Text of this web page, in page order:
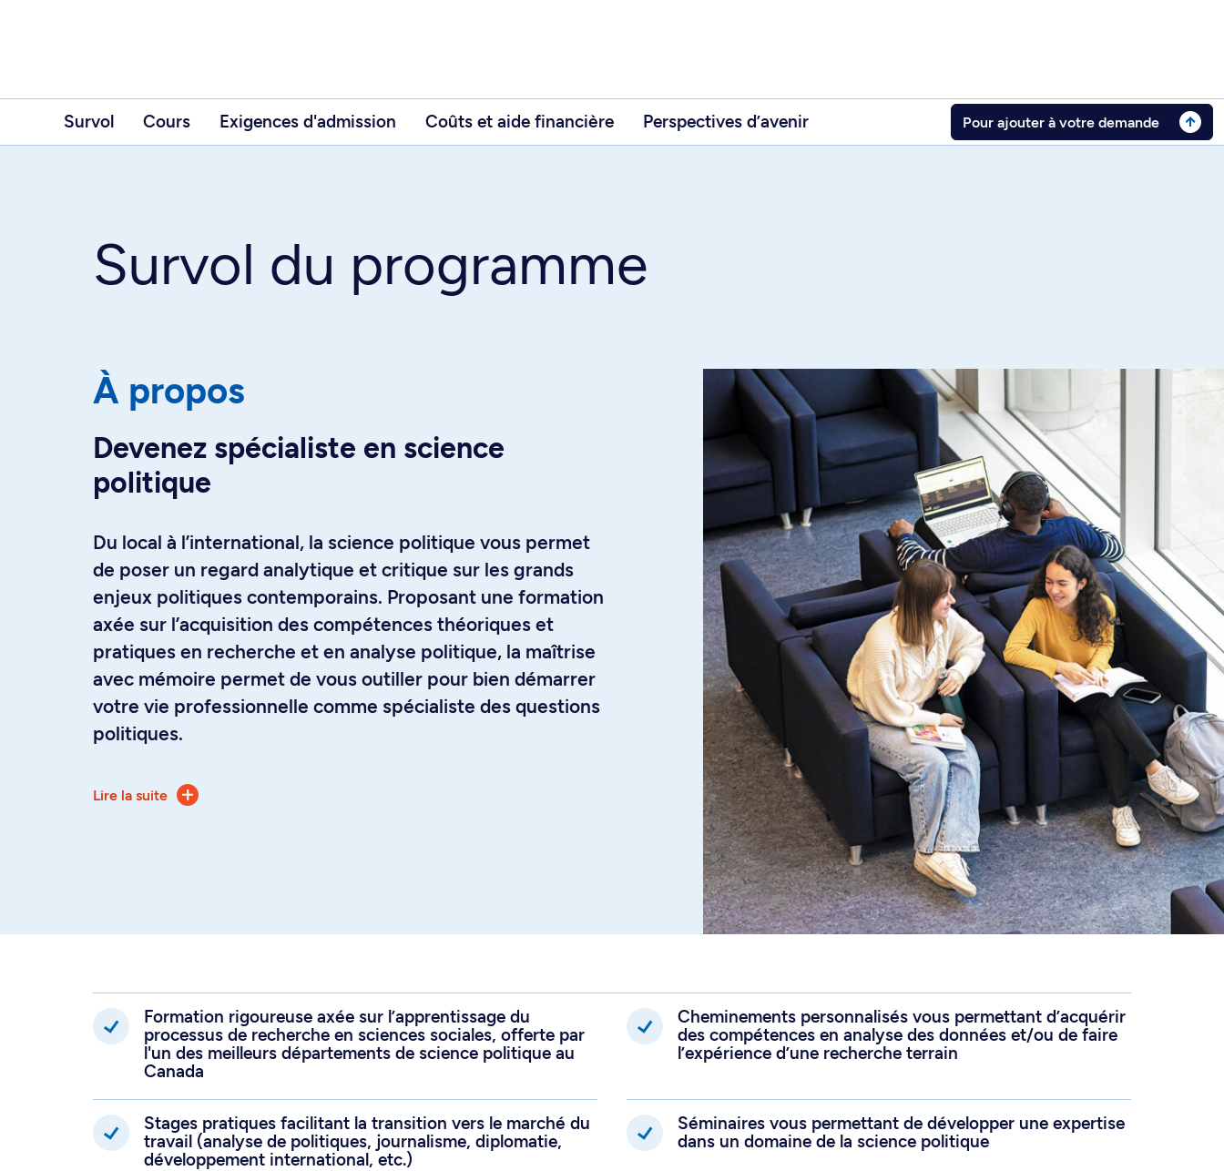
Survol Cours Exigences d'admission Coûts et aide financière Perspectives d’avenir Pour ajouter à votre demande
Survol du programme
À propos
Devenez spécialiste en science
politique
Du local à l’international, la science politique vous permet
de poser un regard analytique et critique sur les grands
enjeux politiques contemporains. Proposant une formation
axée sur l’acquisition des compétences théoriques et
pratiques en recherche et en analyse politique, la maîtrise
avec mémoire permet de vous outiller pour bien démarrer
votre vie professionnelle comme spécialiste des questions
politiques.
souhaitez faire l’expérience d’une démarche originale de
milieu de stage lié à votre domaine d’étude.
Lire la suite
Formation rigoureuse axée sur l’apprentissage du
processus de recherche en sciences sociales, offerte par
l'un des meilleurs départements de science politique au
Canada
Cheminements personnalisés vous permettant d’acquérir
des compétences en analyse des données et/ou de faire
l’expérience d’une recherche terrain
Stages pratiques facilitant la transition vers le marché du
travail (analyse de politiques, journalisme, diplomatie,
développement international, etc.)
Séminaires vous permettant de développer une expertise
dans un domaine de la science politique